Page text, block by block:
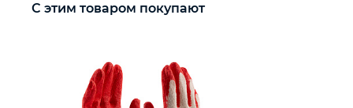
Прочий инструмент
С этим товаром покупают